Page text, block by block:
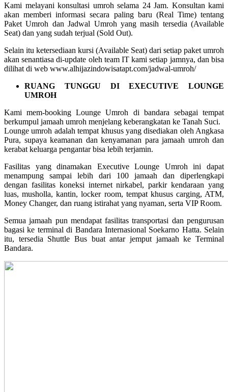
Kami melayani konsultasi umroh selama 24 Jam. Konsultan kami
akan memberi informasi secara paling baru (Real Time) tentang
Paket Umroh dan Jadwal Umroh yang masih tersedia (Available
Seat) dan yang sudah terjual (Sold Out).
Selain itu ketersediaan kursi (Available Seat) dari setiap paket umroh
akan senantiasa di-update oleh team IT kami setiap jamnya, dan bisa
dilihat di web www.alhijazindowisatapt.com/jadwal-umroh/
RUANG TUNGGU DI EXECUTIVE LOUNGE
UMROH
Kami mem-booking Lounge Umroh di bandara sebagai tempat
berkumpul jamaah umroh menjelang keberangkatan ke Tanah Suci.
Lounge umroh adalah tempat khusus yang disediakan oleh Angkasa
Pura, supaya keamanan dan kenyamanan para jamaah umroh dan
kerabat keluarga pengantar bisa lebih terjamin.
Fasilitas yang dinamakan Executive Lounge Umroh ini dapat
menampung sampai lebih dari 100 jamaah dan diperlengkapi
dengan fasilitas koneksi internet nirkabel, parkir kendaraan yang
luas, musholla, kantin, locker room, tempat khusus carging, ATM,
Money Changer, dan ruang istirahat yang nyaman, serta VIP Room.
Semua jamaah pun mendapat fasilitas transportasi dan pengurusan
bagasi ke terminal di Bandara Internasional Soekarno Hatta. Selain
itu, tersedia Shuttle Bus buat antar jemput jamaah ke Terminal
Bandara.